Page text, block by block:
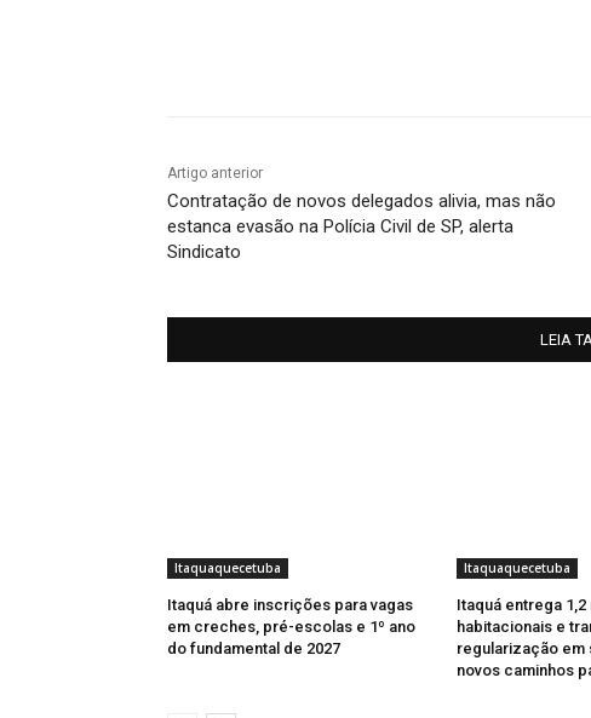
Artigo anterior
Contratação de novos delegados alivia, mas não
estanca evasão na Polícia Civil de SP, alerta
Sindicato
LEIA
Itaquaquecetuba
Itaquá abre inscrições para vagas
em creches, pré-escolas e 1º ano
do fundamental de 2027
Itaquaquecetuba
Itaquá entrega
habitacionais e
regularização em
novos caminhos